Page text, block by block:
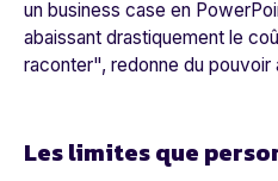
un business case en
abaissant drastiquement le
raconter", redonne du pouvoir
Les limites que